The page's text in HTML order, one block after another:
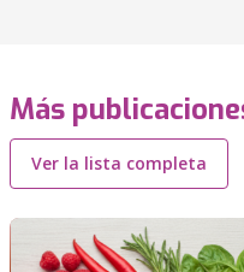
Más
Ver la lista completa